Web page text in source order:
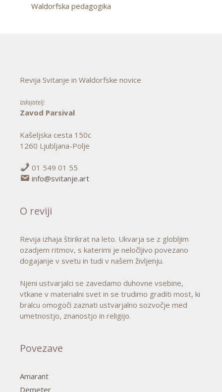
Waldorfska pedagogika
Revija Svitanje in Waldorfske novice
Izdajatelj:
Zavod Parsival
Kašeljska cesta 150c
1260 Ljubljana-Polje
01 549 01 55
info@svitanje.art
O reviji
Revija izhaja štirikrat na leto. Ukvarja se z globljim
ozadjem ritmov, s katerimi je neločljivo povezano
dogajanje v svetu in tudi v našem življenju.
Njeni ustvarjalci se zavedamo duhovne vsebine,
vtkane v materialni svet in se trudimo graditi most, ki
bralcu omogoči zaznati ustvarjalno sozvočje med
umetnostjo, znanostjo in religijo.
Povezave
Amarant
Demeter